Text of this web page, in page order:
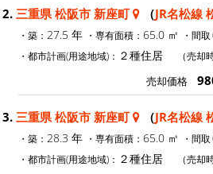
2. 三重県 松阪市 新座町 （JR名松線
・築： 27.5 年 ・専有面積： 65.0 ㎡ ・間取
・都市計画(用途地域)： ２種住居 （売却
売却価格
3. 三重県 松阪市 新座町 （JR名松線
・築： 28.3 年 ・専有面積： 65.0 ㎡ ・間取
・都市計画(用途地域)： ２種住居 （売却